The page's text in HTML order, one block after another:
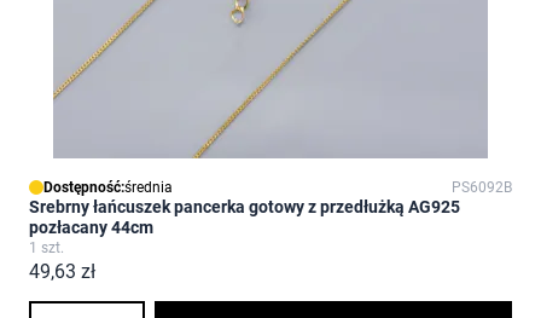
Dostępność:średnia PS6092B
Srebrny łańcuszek pancerka gotowy z przedłużką AG925
pozłacany 44cm
1 szt.
49,63 zł